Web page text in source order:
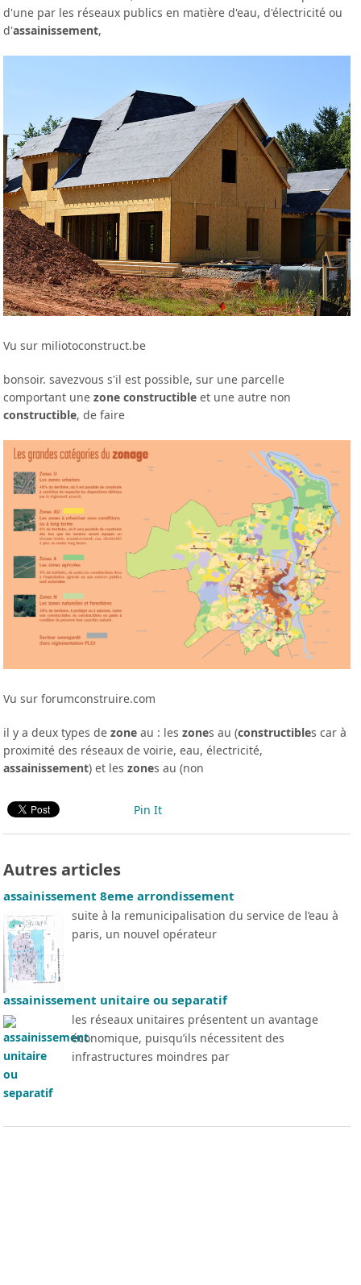
d'une par les réseaux publics en matière d'eau, d'électricité ou
d'assainissement,
Vu sur miliotoconstruct.be
bonsoir. savezvous s'il est possible, sur une parcelle
comportant unezone constructible et une autre non
constructible, de faire
Vu sur forumconstruire.com
il y a deux types dezone au : leszones au (constructibles car à
proximité des réseaux de voirie, eau, électricité,
assainissement) et leszones au (non
Pin It
Autres articles
assainissement 8eme arrondissement
suite à la remunicipalisation du service de l’eau à
paris, un nouvel opérateur
assainissement unitaire ou separatif
les réseaux unitaires présentent un avantage
économique, puisqu’ils nécessitent des
infrastructures moindres par